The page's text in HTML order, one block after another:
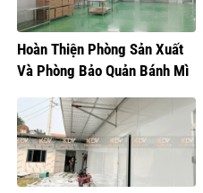
Hoàn Thiện Phòng Sản Xuất
Và Phòng Bảo Quản Bánh Mì